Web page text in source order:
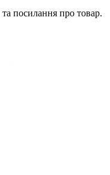
та посилання про товар.